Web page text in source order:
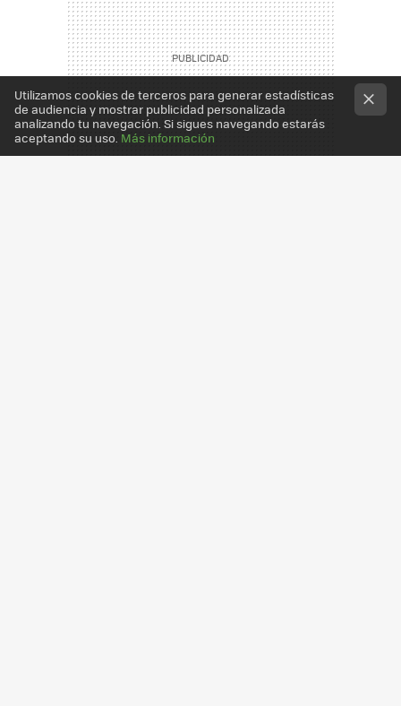
Utilizamos cookies de terceros para generar estadísticas
de audiencia y mostrar publicidad personalizada
analizando tu navegación. Si sigues navegando estarás
aceptando su uso. Más información